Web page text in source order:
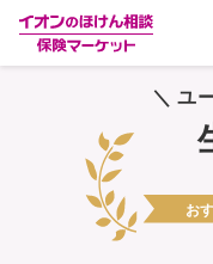
ラン
保険
保険
＼ ユ
お